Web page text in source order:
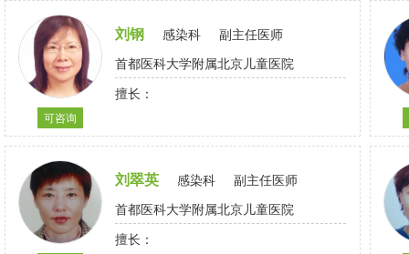
可咨询
刘钢 感染科
副主任医师
首都医科大学附属北京儿童医院
擅长：
刘翠英 感染科
副主任医师
首都医科大学附属北京儿童医院
擅长：